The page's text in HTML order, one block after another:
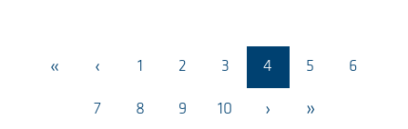
« ‹ 1 2 3 4 5 6
7 8 9 10 › »